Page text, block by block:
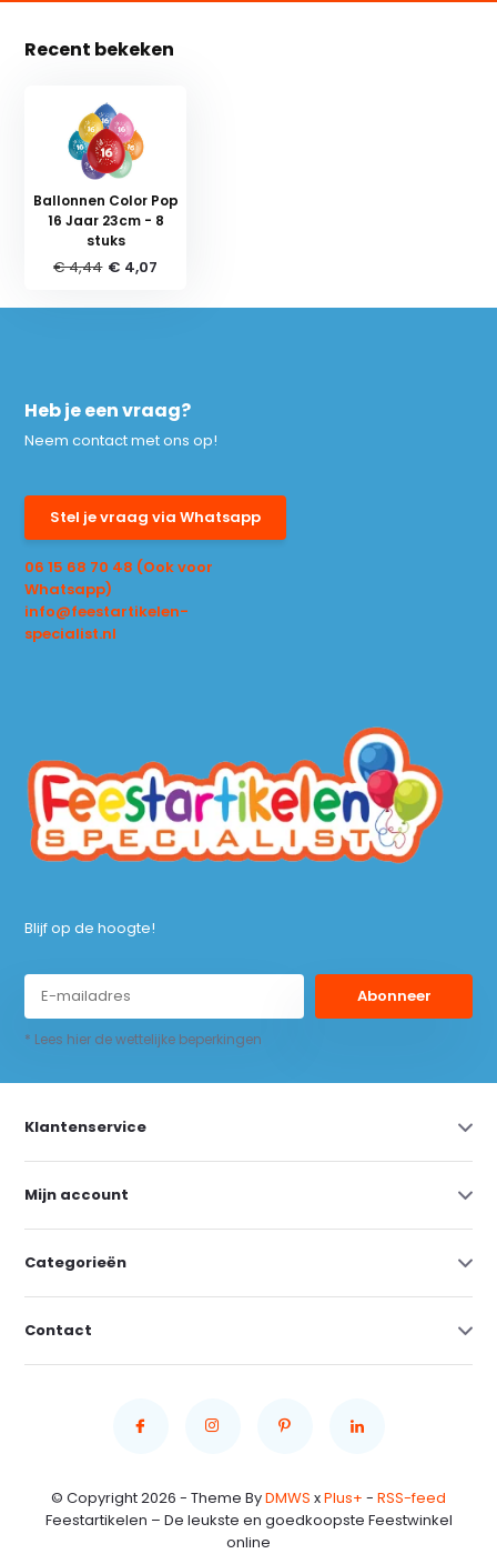
Recent bekeken
Ballonnen Color Pop
16 Jaar 23cm - 8
stuks
€ 4,44 € 4,07
Heb je een vraag?
Neem contact met ons op!
Stel je vraag via Whatsapp
06 15 68 70 48 (Ook voor
Whatsapp)
info@feestartikelen-
specialist.nl
Blijf op de hoogte!
Abonneer
* Lees hier de wettelijke beperkingen
Klantenservice
Mijn account
Categorieën
Contact
© Copyright 2026 - Theme ByDMWS xPlus+ - RSS-feed
Feestartikelen – De leukste en goedkoopste Feestwinkel
online